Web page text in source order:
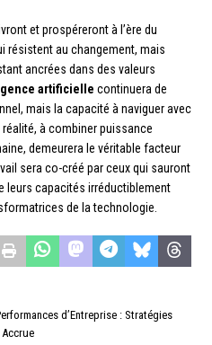
et prospéreront à l’ère du
résistent au changement, mais
ancrées dans des valeurs
artificielle continuera de
mais la capacité à naviguer avec
à combiner puissance
demeurera le véritable facteur
sera co-créé par ceux qui sauront
leurs capacités irréductiblement
de la technologie.
d’Entreprise : Stratégies